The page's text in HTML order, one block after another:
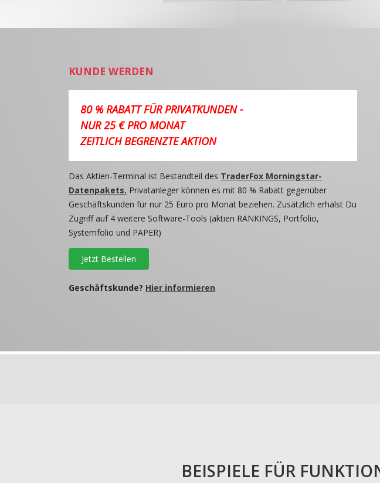
KUNDE WERDEN
80 % RABATT FÜR PRIVATKUNDEN -
NUR 25 € PRO MONAT
ZEITLICH BEGRENZTE AKTION
Das Aktien-Terminal ist Bestandteil des TraderFox Morningstar-
Datenpakets. Privatanleger können es mit 80 % Rabatt gegenüber
Geschäftskunden für nur 25 Euro pro Monat beziehen. Zusätzlich erhälst Du
Zugriff auf 4 weitere Software-Tools (aktien RANKINGS, Portfolio,
Systemfolio und PAPER)
Jetzt Bestellen
Geschäftskunde? Hier informieren
BEISPIELE FÜR